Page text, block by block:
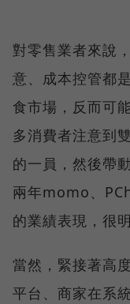
對零售業者來說
意、成本控管都
食市場，反而可
多消費者注意到
的一員，然後帶
兩年momo、
的業績表現，很
當然，緊接著高
平台、商家在系